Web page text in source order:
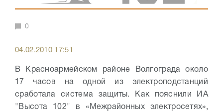
0
04.02.2010 17:51
В Красноармейском районе Волгограда около
17 часов на одной из электроподстанций
сработала система защиты. Как пояснили ИА
"Высота 102" в «Межрайонных электросетях»,